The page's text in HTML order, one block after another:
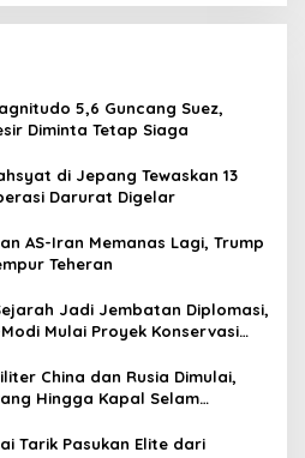
5,6 Guncang Suez,
Diminta Tetap Siaga
di Jepang Tewaskan 13
Darurat Digelar
AS-Iran Memanas Lagi, Trump
Teheran
Jadi Jembatan Diplomasi,
Mulai Proyek Konservasi
China dan Rusia Dimulai,
Hingga Kapal Selam
Tarik Pasukan Elite dari